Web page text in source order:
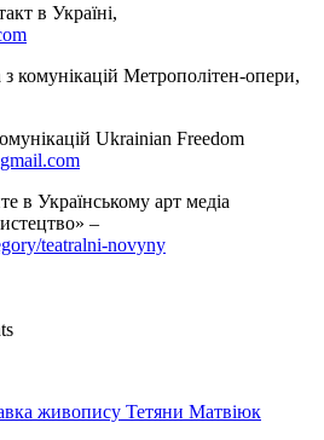
в Україні,
комунікацій Метрополітен-опери,
Ukrainian Freedom
в Українському арт медіа
–
teatralni-novyny
живопису Тетяни Матвіюк